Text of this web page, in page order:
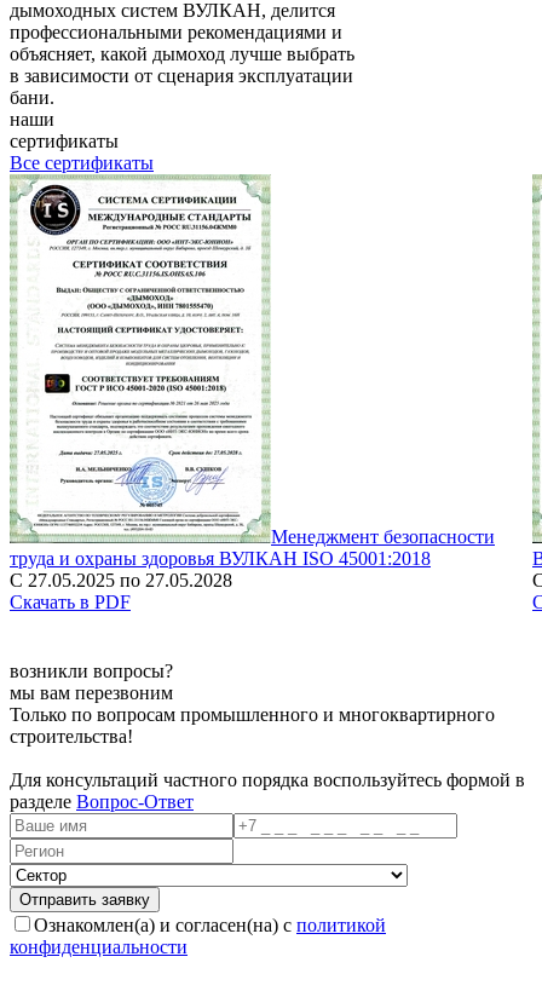
дымоходных систем ВУЛКАН, делится
профессиональными рекомендациями и
объясняет, какой дымоход лучше выбрать
в зависимости от сценария эксплуатации
бани.
наши
сертификаты
Все сертификаты
Менеджмент безопасности
труда и охраны здоровья ВУЛКАН ISO 45001:2018
С 27.05.2025 по 27.05.2028
Скачать в PDF
возникли вопросы?
мы вам перезвоним
Только по вопросам промышленного и многоквартирного
строительства!
Для консультаций частного порядка воспользуйтесь формой в
разделе Вопрос-Ответ
Ознакомлен(а) и согласен(на) с политикой
конфиденциальности